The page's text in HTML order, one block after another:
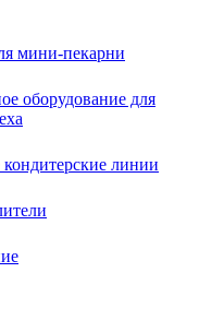
мини-пекарни
оборудование для
линии